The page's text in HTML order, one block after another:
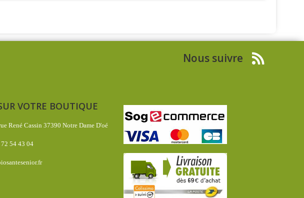
Nous suivre
VOTRE BOUTIQUE
René Cassin 37390 Notre Dame D'oé
54 43 04